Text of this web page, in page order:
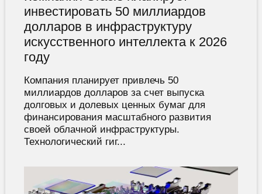
инвестировать 50 миллиардов
долларов в инфраструктуру
искусственного интеллекта к 2026
году
Компания планирует привлечь 50
миллиардов долларов за счет выпуска
долговых и долевых ценных бумаг для
финансирования масштабного развития
своей облачной инфраструктуры.
Технологический гиг...